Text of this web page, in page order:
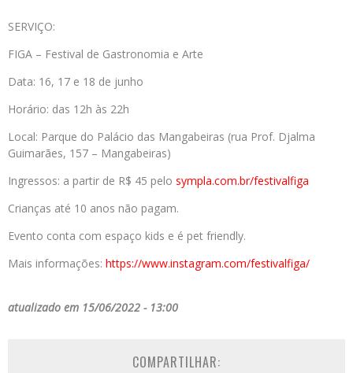
SERVIÇO:
FIGA – Festival de Gastronomia e Arte
Data: 16, 17 e 18 de junho
Horário: das 12h às 22h
Local: Parque do Palácio das Mangabeiras (rua Prof. Djalma
Guimarães, 157 – Mangabeiras)
Ingressos: a partir de R$ 45 pelo sympla.com.br/festivalfiga
Crianças até 10 anos não pagam.
Evento conta com espaço kids e é pet friendly.
Mais informações: https://www.instagram.com/festivalfiga/
atualizado em 15/06/2022 - 13:00
COMPARTILHAR: